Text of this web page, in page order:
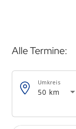
Alle Termine:
50 km
Umkreis